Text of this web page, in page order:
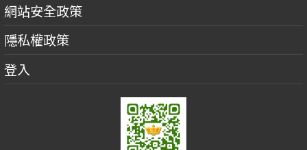
網站安全政策
隱私權政策
登入